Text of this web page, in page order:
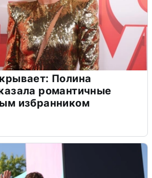
Полина
романтичные
избранником